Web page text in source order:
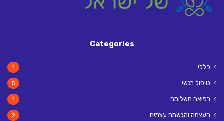
Categories
כללי 1
טיפול רגשי 5
רפואה משלימה 1
העצמה והגשמה עצמית 2